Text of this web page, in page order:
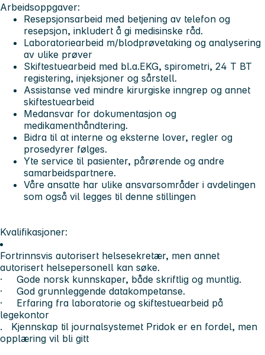
Arbeidsoppgaver:
Resepsjonsarbeid med betjening av telefon og
resepsjon, inkludert å gi medisinske råd.
Laboratoriearbeid m/blodprøvetaking og analysering
av ulike prøver
Skiftestuearbeid med bl.a.EKG, spirometri, 24 T BT
registering, injeksjoner og sårstell.
Assistanse ved mindre kirurgiske inngrep og annet
skiftestuearbeid
Medansvar for dokumentasjon og
medikamenthåndtering.
Bidra til at interne og eksterne lover, regler og
prosedyrer følges.
Yte service til pasienter, pårørende og andre
samarbeidspartnere.
Våre ansatte har ulike ansvarsområder i avdelingen
som også vil legges til denne stillingen
Kvalifikasjoner:
Fortrinnsvis autorisert helsesekretær, men annet
autorisert helsepersonell kan søke.
· Gode norsk kunnskaper, både skriftlig og muntlig.
· God grunnleggende datakompetanse.
· Erfaring fra laboratorie og skiftestuearbeid på
legekontor
. Kjennskap til journalsystemet Pridok er en fordel, men
opplæring vil bli gitt